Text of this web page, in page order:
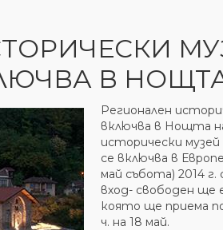
В
Регионален
включва в Нощта
исторически
се включва в
май събота) 2014
вход- свободен ще
която ще приема
ч. на 18 май.